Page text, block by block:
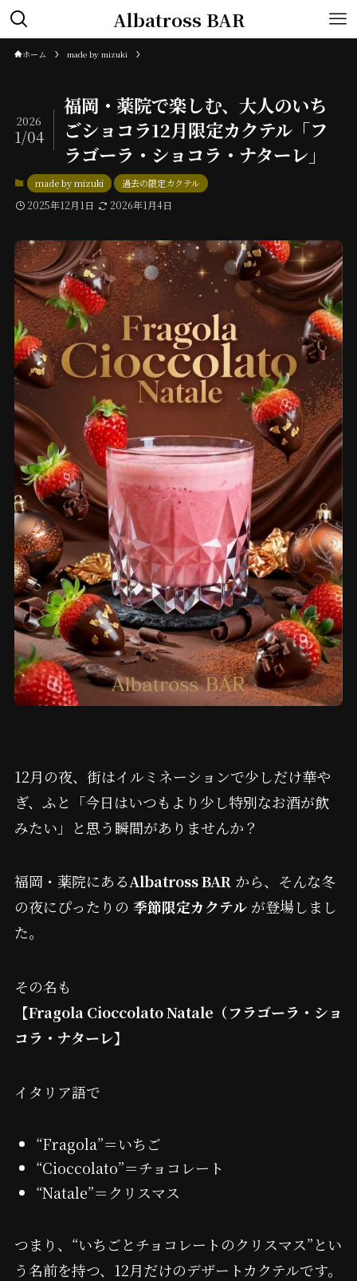
Albatross BAR
ホーム made by mizuki
福岡・薬院で楽しむ、大人のいち
ごショコラ12月限定カクテル「フ
ラゴーラ・ショコラ・ナターレ」
2026
1/04
made by mizuki 過去の限定カクテル
2025年12月1日 2026年1月4日
12月の夜、街はイルミネーションで少しだけ華や
ぎ、ふと「今日はいつもより少し特別なお酒が飲
みたい」と思う瞬間がありませんか？
福岡・薬院にあるAlbatross BARから、そんな冬
の夜にぴったりの 季節限定カクテルが登場しまし
た。
その名も
【Fragola Cioccolato Natale（フラゴーラ・ショ
コラ・ナターレ】
イタリア語で
“Fragola”＝いちご
“Cioccolato”＝チョコレート
“Natale”＝クリスマス
つまり、“いちごとチョコレートのクリスマス”とい
う名前を持つ、12月だけのデザートカクテルです。